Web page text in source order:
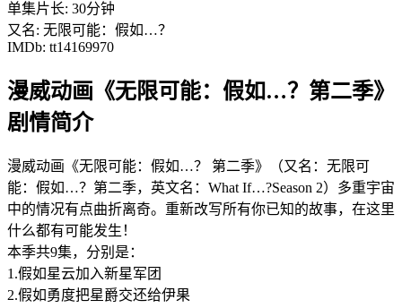
单集片长: 30分钟
又名: 无限可能：假如…？
IMDb: tt14169970
漫威动画《无限可能：假如…？第二季》
剧情简介
漫威动画《无限可能：假如…？ 第二季》（又名：无限可
能：假如…？第二季，英文名：What If…?Season 2）多重宇宙
中的情况有点曲折离奇。重新改写所有你已知的故事，在这里
什么都有可能发生！
本季共9集，分别是：
1.假如星云加入新星军团
2.假如勇度把星爵交还给伊果